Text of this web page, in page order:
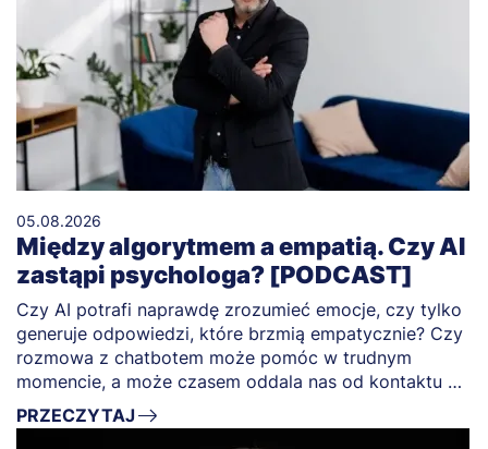
05.08.2026
Między algorytmem a empatią. Czy AI
zastąpi psychologa? [PODCAST]
Czy AI potrafi naprawdę zrozumieć emocje, czy tylko
generuje odpowiedzi, które brzmią empatycznie? Czy
rozmowa z chatbotem może pomóc w trudnym
momencie, a może czasem oddala nas od kontaktu z
drugim człowiekiem?
PRZECZYTAJ